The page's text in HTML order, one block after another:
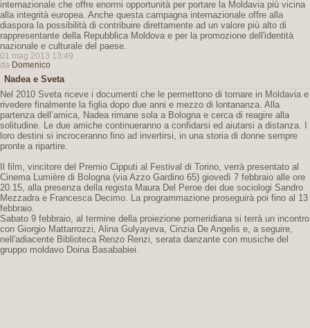
internazionale che offre enormi opportunità per portare la Moldavia più vicina
alla integrità europea. Anche questa campagna internazionale offre alla
diaspora la possibilità di contribuire direttamente ad un valore più alto di
rappresentante della Repubblica Moldova e per la promozione dell'identità
nazionale e culturale del paese.
01 mag 2013 13:49
da Domenico
Nadea e Sveta
Nel 2010 Sveta riceve i documenti che le permettono di tornare in Moldavia e
rivedere finalmente la figlia dopo due anni e mezzo di lontananza. Alla
partenza dell’amica, Nadea rimane sola a Bologna e cerca di reagire alla
solitudine. Le due amiche continueranno a confidarsi ed aiutarsi a distanza. I
loro destini si incroceranno fino ad invertirsi, in una storia di donne sempre
pronte a ripartire.
Il film, vincitore del Premio Cipputi al Festival di Torino, verrà presentato al
Cinema Lumière di Bologna (via Azzo Gardino 65) giovedì 7 febbraio alle ore
20.15, alla presenza della regista Maura Del Peroe dei due sociologi Sandro
Mezzadra e Francesca Decimo. La programmazione proseguirà poi fino al 13
febbraio.
Sabato 9 febbraio, al termine della proiezione pomeridiana si terrà un incontro
con Giorgio Mattarrozzi, Alina Gulyayeva, Cinzia De Angelis e, a seguire,
nell'adiacente Biblioteca Renzo Renzi, serata danzante con musiche del
gruppo moldavo Doina Basababiei.